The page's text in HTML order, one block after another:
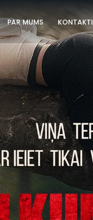
PAR MUMS KONTAKTI